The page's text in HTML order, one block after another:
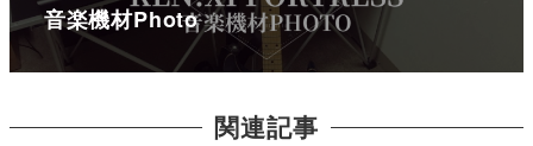
音楽機材Photo
関連記事